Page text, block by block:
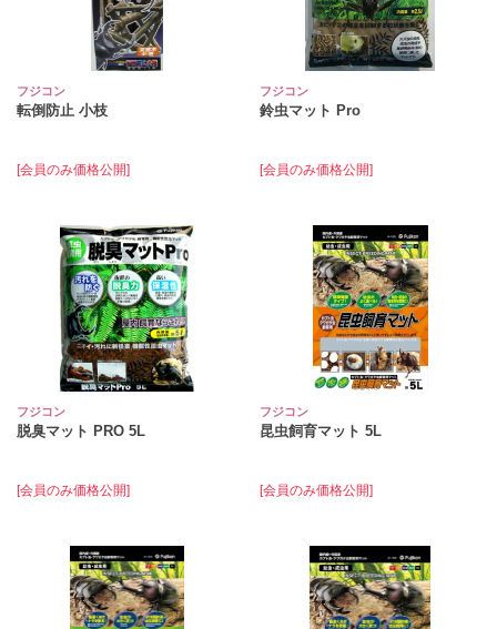
フジコン
転倒防止 小枝
[会員のみ価格公開]
フジコン
鈴虫マット Pro
[会員のみ価格公開]
フジコン
脱臭マット PRO 5L
[会員のみ価格公開]
フジコン
昆虫飼育マット 5L
[会員のみ価格公開]